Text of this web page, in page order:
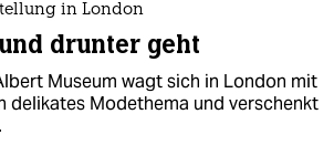
in London
drunter geht
Museum wagt sich in London mit
delikates Modethema und verschenkt